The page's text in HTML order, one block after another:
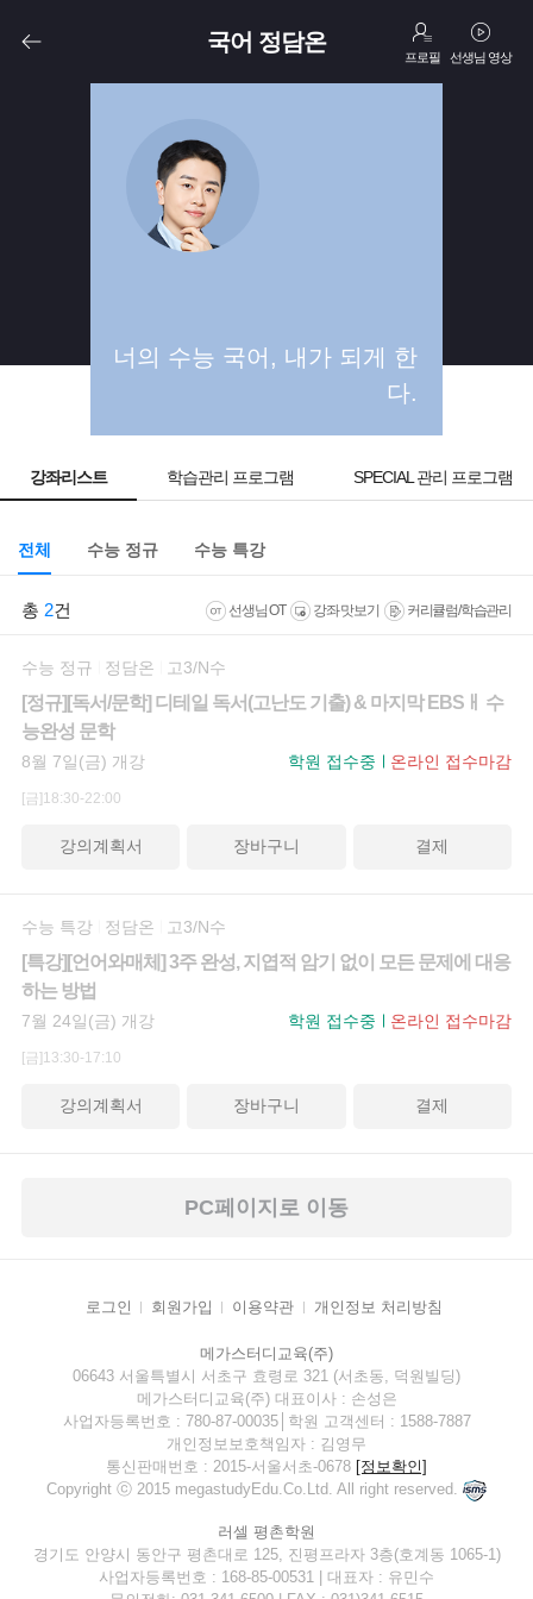
국어 정담온
프로필 선생님 영상
너의 수능 국어, 내가 되게 한
다.
강좌리스트 학습관리 프로그램 SPECIAL 관리 프로그램
전체 수능 정규 수능 특강
총 2건 선생님 OT 강좌 맛보기 커리큘럼/학습관리
수능 정규 정담온 고3/N수
[정규][독서/문학] 디테일 독서(고난도 기출) & 마지막 EBSㅐ 수
능완성 문학
8월 7일(금) 개강 학원 접수중 온라인 접수마감
[금]18:30-22:00
강의계획서 장바구니 결제
수능 특강 정담온 고3/N수
[특강][언어와매체] 3주 완성, 지엽적 암기 없이 모든 문제에 대응
하는 방법
7월 24일(금) 개강 학원 접수중 온라인 접수마감
[금]13:30-17:10
강의계획서 장바구니 결제
PC페이지로 이동
로그인 회원가입 이용약관 개인정보 처리방침
메가스터디교육(주)
06643 서울특별시 서초구 효령로 321 (서초동, 덕원빌딩)
메가스터디교육(주) 대표이사 : 손성은
사업자등록번호 : 780-87-00035│학원 고객센터 : 1588-7887
개인정보보호책임자 : 김영무
통신판매번호 : 2015-서울서초-0678 [정보확인]
Copyright ⓒ 2015 megastudyEdu.Co.Ltd. All right reserved.
러셀 평촌학원
경기도 안양시 동안구 평촌대로 125, 진평프라자 3층(호계동 1065-1)
사업자등록번호 : 168-85-00531 | 대표자 : 유민수